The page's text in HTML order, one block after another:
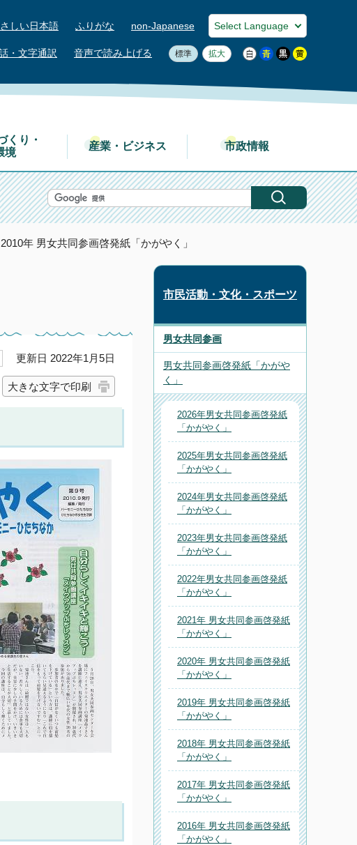
しい日本語 ふりがな non-Japanese
・文字通訳 音声で読み上げる 標準 拡大
づくり・
境
産業・ビジネス 市政情報
年 男女共同参画啓発紙「かがやく」
更新日 2022年1月5日
大きな文字で印刷
市民活動・文化・スポーツ
男女共同参画
男女共同参画啓発紙「かがや
く」
2026年男女共同参画啓発紙
「かがやく」
2025年男女共同参画啓発紙
「かがやく」
2024年男女共同参画啓発紙
「かがやく」
2023年男女共同参画啓発紙
「かがやく」
2022年男女共同参画啓発紙
「かがやく」
2021年 男女共同参画啓発紙
「かがやく」
2020年 男女共同参画啓発紙
「かがやく」
2019年 男女共同参画啓発紙
「かがやく」
2018年 男女共同参画啓発紙
「かがやく」
2017年 男女共同参画啓発紙
「かがやく」
2016年 男女共同参画啓発紙
「かがやく」